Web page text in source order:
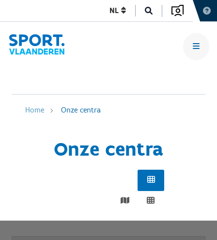
NL
Home Onze centra
Onze centra